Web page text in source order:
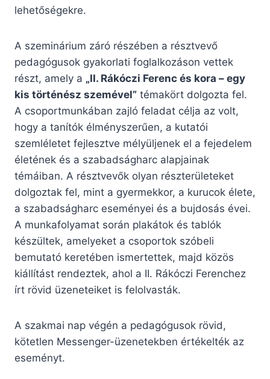
lehetőségekre.
A szeminárium záró részében a résztvevő
pedagógusok gyakorlati foglalkozáson vettek
részt, amely a „II. Rákóczi Ferenc és kora – egy
kis történész szemével” témakört dolgozta fel.
A csoportmunkában zajló feladat célja az volt,
hogy a tanítók élményszerűen, a kutatói
szemléletet fejlesztve mélyüljenek el a fejedelem
életének és a szabadságharc alapjainak
témáiban. A résztvevők olyan részterületeket
dolgoztak fel, mint a gyermekkor, a kurucok élete,
a szabadságharc eseményei és a bujdosás évei.
A munkafolyamat során plakátok és tablók
készültek, amelyeket a csoportok szóbeli
bemutató keretében ismertettek, majd közös
kiállítást rendeztek, ahol a II. Rákóczi Ferenchez
írt rövid üzeneteiket is felolvasták.
A szakmai nap végén a pedagógusok rövid,
kötetlen Messenger-üzenetekben értékelték az
eseményt.